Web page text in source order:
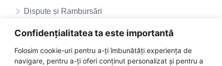
Confidențialitatea ta este importantă
Folosim cookie-uri pentru a-ți îmbunătăți experiența de
navigare, pentru a-ți oferi conținut personalizat și pentru a
Dispute și Rambursări